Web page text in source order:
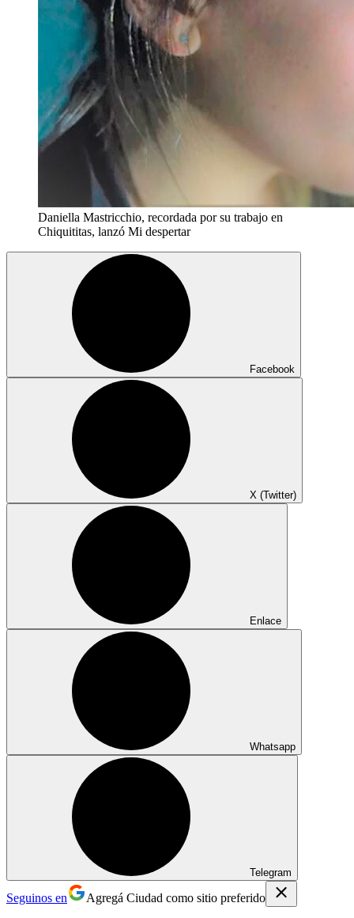
Daniella Mastricchio, recordada por su trabajo en
Chiquititas, lanzó Mi despertar
Facebook
X (Twitter)
Enlace
Whatsapp
Telegram
Seguinos en Agregá Ciudad como sitio preferido